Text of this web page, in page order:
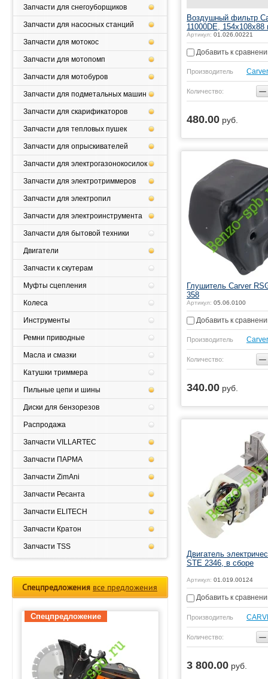
Воздушный фильтр
11000DE, 154x108x88
Артикул: 01.026.00221
Добавить к
Производитель Carver
Количество: −
480.00 руб.
Купить
Глушитель Carver
358
Артикул: 05.06.0100
Добавить к
Производитель Carver
Количество: −
340.00 руб.
Двигатель
STE 2346, в сборе
Артикул: 01.019.00124
Добавить к
Производитель
Количество: −
3 800.00 руб.
Купить
Запчасти для снегоуборщиков
Запчасти для насосных станций
Запчасти для мотокос
Запчасти для мотопомп
Запчасти для мотобуров
Запчасти для подметальных машин
Запчасти для скарификаторов
Запчасти для тепловых пушек
Запчасти для опрыскивателей
Запчасти для электрогазонокосилок
Запчасти для электротриммеров
Запчасти для электропил
Запчасти для электроинструмента
Запчасти для бытовой техники
Двигатели
Запчасти к скутерам
Муфты сцепления
Колеса
Инструменты
Ремни приводные
Масла и смазки
Катушки триммера
Пильные цепи и шины
Диски для бензорезов
Распродажа
Запчасти VILLARTEC
Запчасти ПАРМА
Запчасти ZimAni
Запчасти Ресанта
Запчасти ELITECH
Запчасти Кратон
Запчасти TSS
Спецпредложения все предложения
Спецпредложение Спецпредложение